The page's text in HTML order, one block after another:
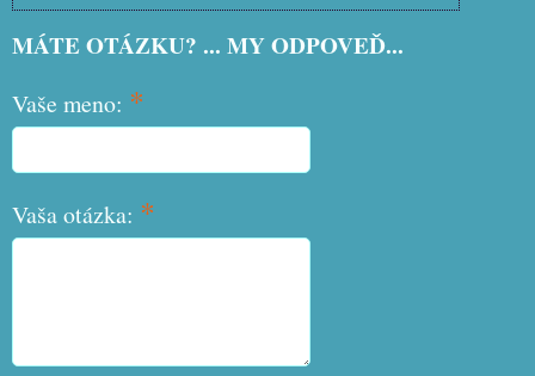
MÁTE OTÁZKU? ... MY ODPOVEĎ...
Vaše meno: *
Vaša otázka: *